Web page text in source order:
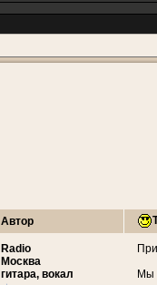
Автор
Radio
Москва
гитара, вокал
Мы